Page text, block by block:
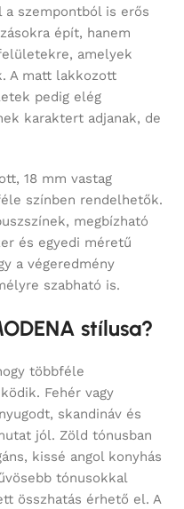
a szempontból is erős
épít, hanem
amelyek
A matt lakkozott
pedig elég
karaktert adjanak, de
18 mm vastag
színben rendelhetők.
megbízható
és egyedi méretű
a végeredmény
szabható is.
stílusa?
többféle
Fehér vagy
skandináv és
jól. Zöld tónusban
kissé angol konyhás
tónusokkal
összhatás érhető el. A